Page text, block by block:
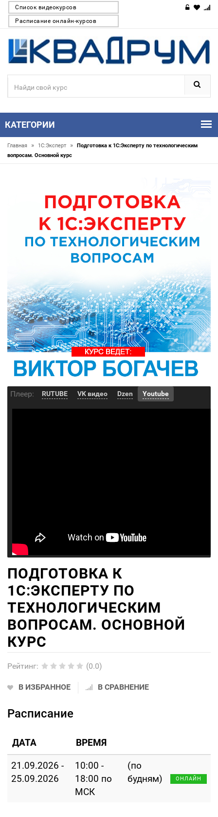
Список видеокурсов
Расписание онлайн-курсов
КАТЕГОРИИ
Главная » 1С:Эксперт »
Подготовка к 1С:Эксперту по технологическим
вопросам. Основной курс
Плеер: RUTUBE VK видео Dzen Youtube
ПОДГОТОВКА К
1С:ЭКСПЕРТУ ПО
ТЕХНОЛОГИЧЕСКИМ
ВОПРОСАМ. ОСНОВНОЙ
КУРС
Рейтинг: (0.0)
В ИЗБРАННОЕ В СРАВНЕНИЕ
Расписание
ДАТА ВРЕМЯ
21.09.2026 -
25.09.2026
10:00 -
18:00 по
МСК
(по
будням)
ОНЛАЙН